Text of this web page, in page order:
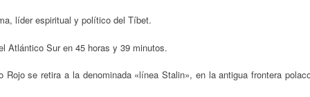
líder espiritual y político del Tíbet.
Atlántico Sur en 45 horas y 39 minutos.
Rojo se retira a la denominada «línea Stalin», en la antigua frontera